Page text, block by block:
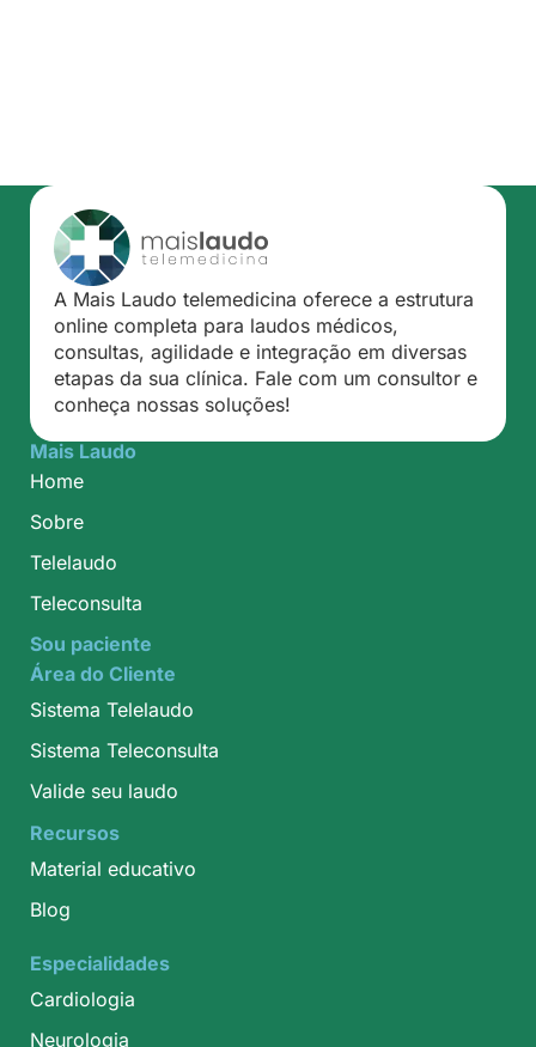
A Mais Laudo telemedicina oferece a estrutura
online completa para laudos médicos,
consultas, agilidade e integração em diversas
etapas da sua clínica. Fale com um consultor e
conheça nossas soluções!
Mais Laudo
Home
Sobre
Telelaudo
Teleconsulta
Sou paciente
Área do Cliente
Sistema Telelaudo
Sistema Teleconsulta
Valide seu laudo
Recursos
Material educativo
Blog
Especialidades
Cardiologia
Neurologia